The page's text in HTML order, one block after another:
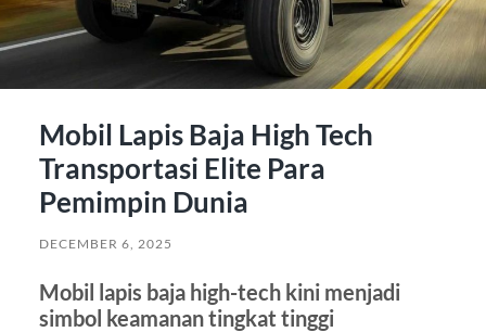
Mobil Lapis Baja High Tech
Transportasi Elite Para
Pemimpin Dunia
DECEMBER 6, 2025
Mobil lapis baja high-tech kini menjadi
simbol keamanan tingkat tinggi